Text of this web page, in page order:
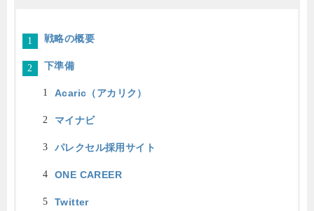
戦略の概要
下準備
Acaric（アカリク）
マイナビ
パレクセル採用サイト
ONE CAREER
Twitter